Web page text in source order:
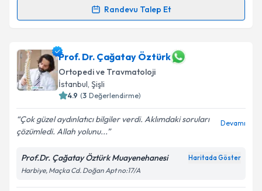
Takvim Talebini Gönder
Randevu Talep Et
Randevu Takvimi Talebi
Op. Dr. Hıdır Tanyıldızıiçin randevu takvimi talebi
oluşturun. Size bu uzmandan randevu almanız için bir
takvim hazırlandığında e-posta ile bilgilendireceğiz.
E-posta Adresiniz
Kişisel verilerimin işlenmesine ilişkin
Aydınlatma
Metni'ni okudum ve kişisel verilerimin belirtilen
Prof. Dr. Çağatay Öztürk
Ortopedi ve Travmatoloji
İstanbul, Şişli
4.9 (3 Değerlendirme)
Çok güzel aydınlatıcı bilgiler verdi. Aklımdaki soruları
çözümledi. Allah yolunu...
Devamı
Prof.Dr. Çağatay Öztürk Muayenehanesi Haritada Göster
Harbiye, Maçka Cd. Doğan Apt no:17/A